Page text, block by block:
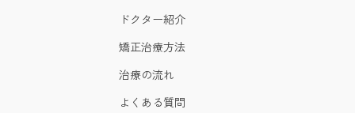
ドクター紹介
矯正治療方法
治療の流れ
よくある質問